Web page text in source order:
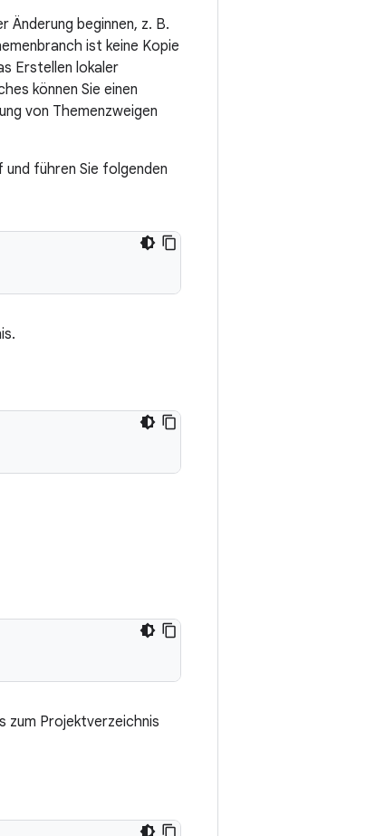
Änderung beginnen, z. B.
ist keine Kopie
Erstellen lokaler
können Sie einen
von Themenzweigen
führen Sie folgenden
zum Projektverzeichnis